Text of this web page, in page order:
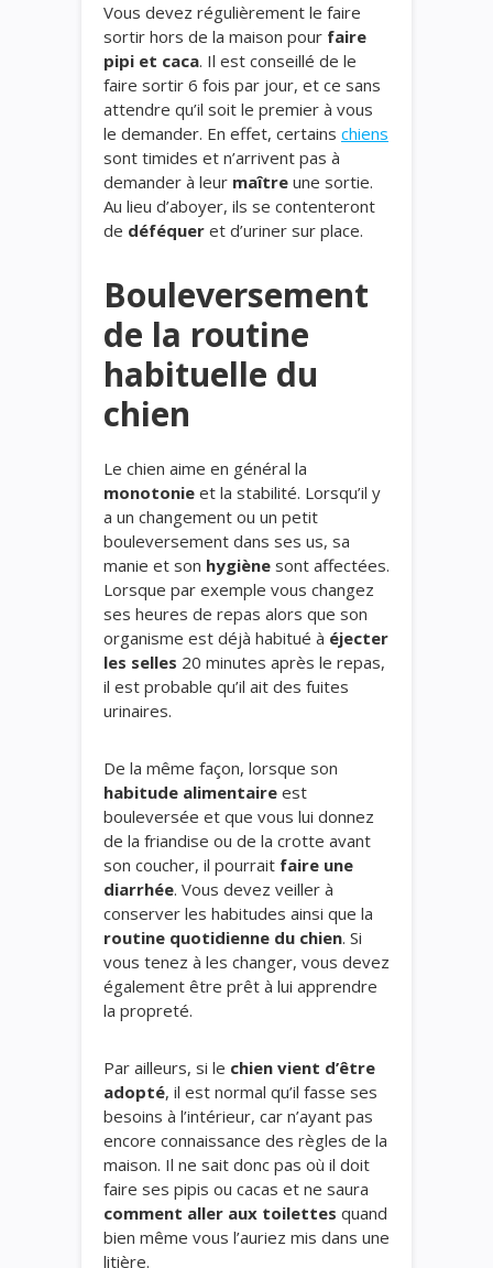
Vous devez régulièrement le faire
sortir hors de la maison pour faire
pipi et caca. Il est conseillé de le
faire sortir 6 fois par jour, et ce sans
attendre qu’il soit le premier à vous
le demander. En effet, certains chiens
sont timides et n’arrivent pas à
demander à leur maître une sortie.
Au lieu d’aboyer, ils se contenteront
de déféquer et d’uriner sur place.
Bouleversement
de la routine
habituelle du
chien
Le chien aime en général la
monotonie et la stabilité. Lorsqu’il y
a un changement ou un petit
bouleversement dans ses us, sa
manie et son hygiène sont affectées.
Lorsque par exemple vous changez
ses heures de repas alors que son
organisme est déjà habitué à éjecter
les selles 20 minutes après le repas,
il est probable qu’il ait des fuites
urinaires.
De la même façon, lorsque son
habitude alimentaire est
bouleversée et que vous lui donnez
de la friandise ou de la crotte avant
son coucher, il pourrait faire une
diarrhée. Vous devez veiller à
conserver les habitudes ainsi que la
routine quotidienne du chien. Si
vous tenez à les changer, vous devez
également être prêt à lui apprendre
la propreté.
Par ailleurs, si le chien vient d’être
adopté, il est normal qu’il fasse ses
besoins à l’intérieur, car n’ayant pas
encore connaissance des règles de la
maison. Il ne sait donc pas où il doit
faire ses pipis ou cacas et ne saura
comment aller aux toilettes quand
bien même vous l’auriez mis dans une
litière.